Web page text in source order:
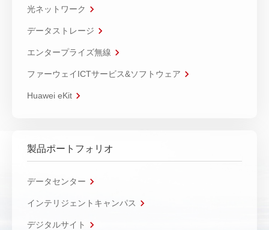
光ネットワーク
データストレージ
エンタープライズ無線
ファーウェイICTサービス&ソフトウェア
Huawei eKit
製品ポートフォリオ
データセンター
インテリジェントキャンパス
デジタルサイト